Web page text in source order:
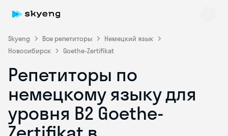
Skyeng Все репетиторы
Немецкий язык
Новосибирск
Goethe-Zertifikat
Репетиторы по
немецкому языку для
уровня B2 Goethe-
Skyeng Chat